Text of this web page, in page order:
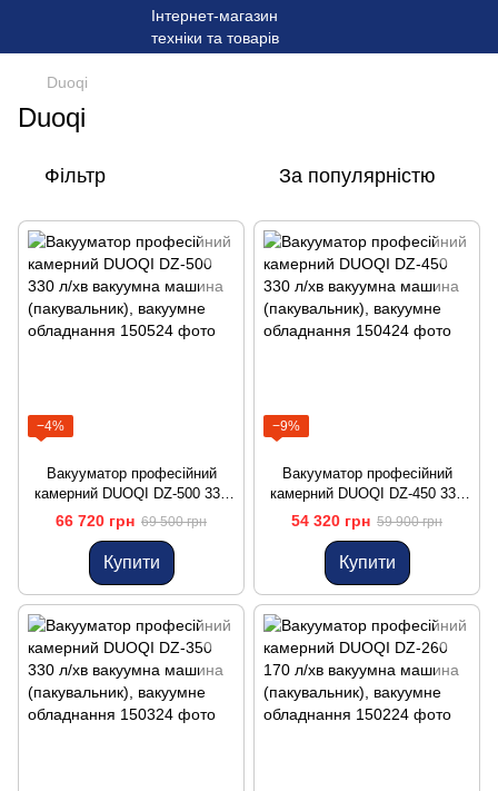
Duoqi
Duoqi
Фільтр За популярністю
−4%
Вакууматор професійний
камерний DUOQI DZ-500 330
л/хв вакуумна машина
(пакувальник), вакуумне
обладнання
66 720 грн 69 500 грн
Купити
−9%
Вакууматор професійний
камерний DUOQI DZ-450 330
л/хв вакуумна машина
(пакувальник), вакуумне
обладнання
54 320 грн 59 900 грн
Купити